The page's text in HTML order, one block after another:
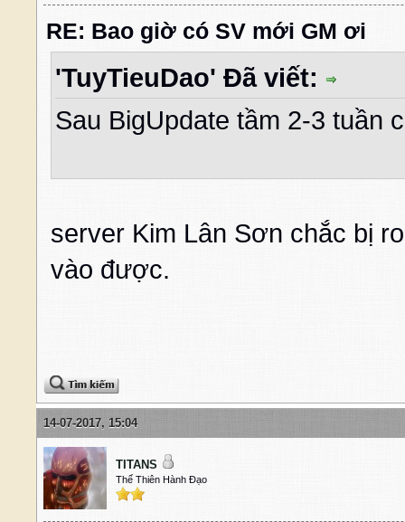
RE: Bao giờ có SV mới GM ơi
'TuyTieuDao' Đã viết:
Sau BigUpdate tầm 2-3 tuần
server Kim Lân Sơn chắc bị
vào được.
14-07-2017, 15:04
TITANS
Thế Thiên Hành Đạo